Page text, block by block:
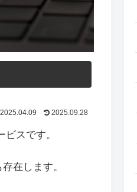
2025.04.09 2025.09.28
スです。
存在します。